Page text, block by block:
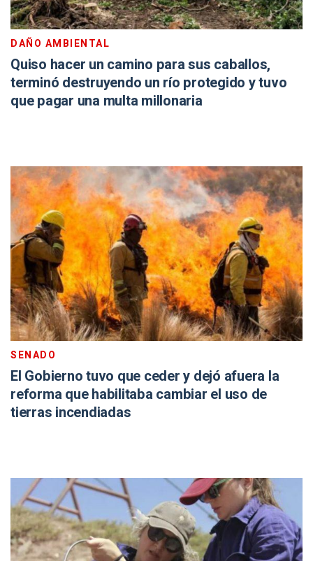
DAÑO AMBIENTAL
Quiso hacer un camino para sus caballos,
terminó destruyendo un río protegido y tuvo
que pagar una multa millonaria
SENADO
El Gobierno tuvo que ceder y dejó afuera la
reforma que habilitaba cambiar el uso de
tierras incendiadas